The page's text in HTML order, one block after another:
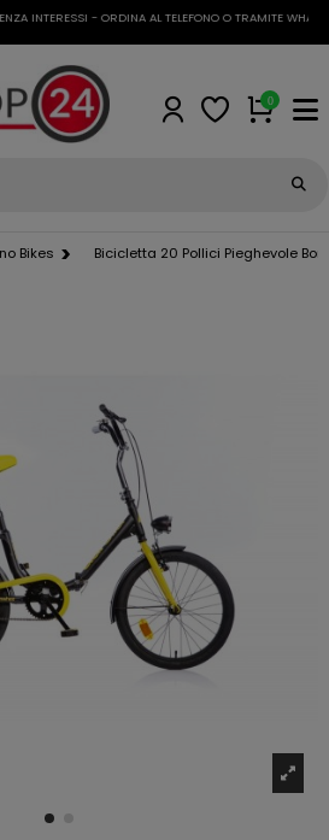
- ORDINA AL TELEFONO O TRAMITE WHATSAPP
0
Bikes Bicicletta 20 Pollici Pieghevole